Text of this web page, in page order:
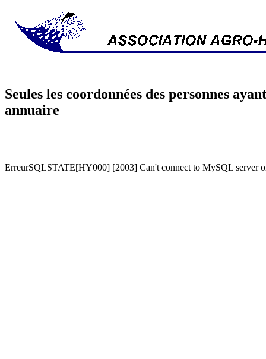
Seules les coordonnées des personnes
annuaire
ErreurSQLSTATE[HY000] [2003] Can't connect to MySQL server